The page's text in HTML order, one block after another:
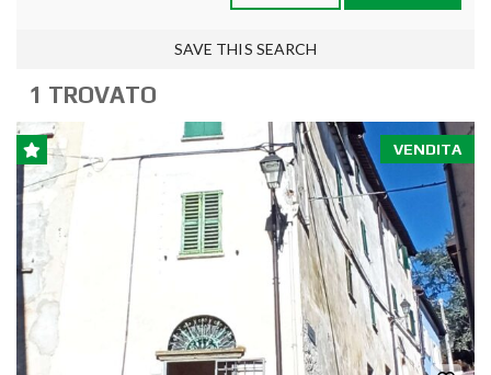
SAVE THIS SEARCH
1 TROVATO
VENDITA